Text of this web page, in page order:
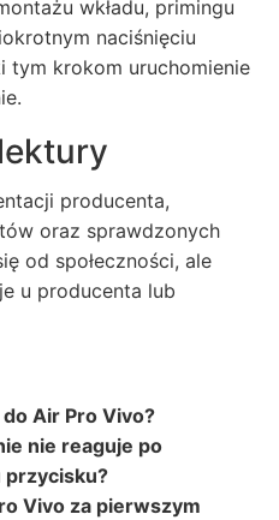
wkładu, primingu
naciśnięciu
tym krokom uruchomienie
producenta,
oraz sprawdzonych
od społeczności, ale
u producenta lub
Air Pro Vivo?
nie reaguje po
przycisku?
Vivo za pierwszym